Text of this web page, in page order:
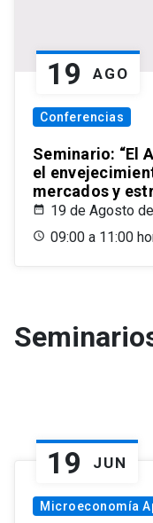
19 AGO
Conferencias
Seminario: “El
el
mercados y
19 de Agosto
09:00 a 11:00
19 JUN
Microeconomía